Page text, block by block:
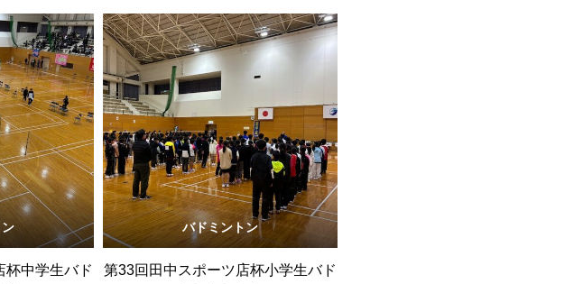
杯中学生バド
バドミントン
第33回田中スポーツ店杯小学生バド